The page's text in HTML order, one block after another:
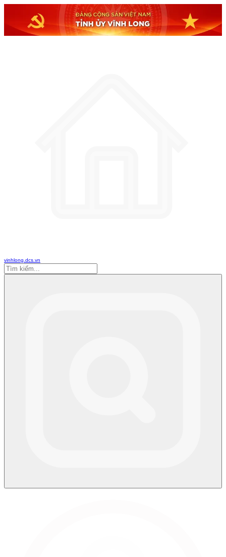
vinhlong.dcs.vn